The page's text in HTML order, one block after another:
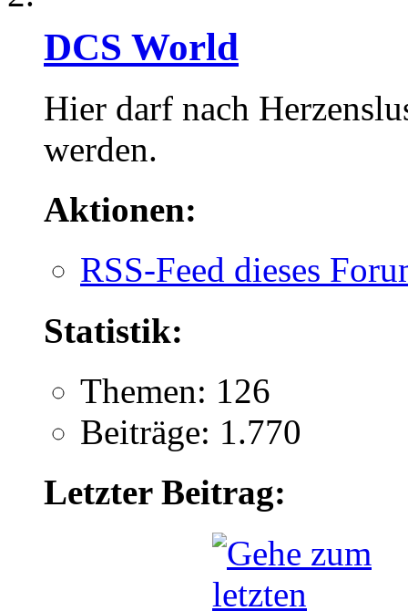
DCS World
Hier darf nach
werden.
Aktionen:
RSS-Feed dieses
Statistik:
Themen: 126
Beiträge: 1.770
Letzter Beitrag: